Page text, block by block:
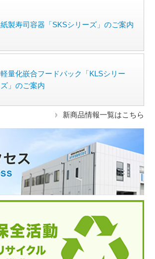
紙製寿司容器「SKSシリーズ」のご案内
軽量化嵌合フードパック「KLSシリー
ズ」のご案内
新商品情報一覧はこちら